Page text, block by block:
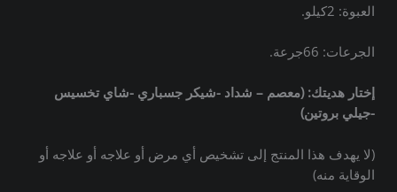
العبوة: 2كيلو.
الجرعات: 66جرعة.
إختار هديتك: (معصم – شداد -شيكر جسباري -شاي تخسيس
-جيلي بروتين)
(لا يهدف هذا المنتج إلى تشخيص أي مرض أو علاجه أو علاجه أو
الوقاية منه)